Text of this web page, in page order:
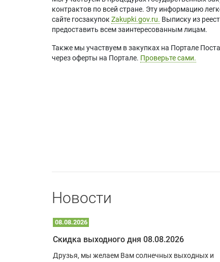
контрактов по всей стране. Эту информацию
сайте госзакупок Zakupki.gov.ru. Выписку из
предоставить всем заинтересованным лицам.
Также мы участвуем в закупках на Портале
через оферты на Портале. Проверьте сами.
Новости
08.08.2026
Скидка выходного дня 08.08.2026
Друзья, мы желаем Вам солнечных выходных и